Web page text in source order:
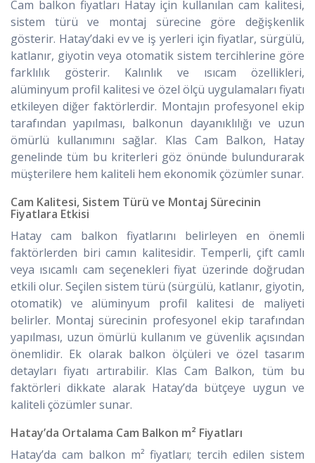
Cam balkon fiyatları Hatay için kullanılan cam kalitesi,
sistem türü ve montaj sürecine göre değişkenlik
gösterir. Hatay’daki ev ve iş yerleri için fiyatlar, sürgülü,
katlanır, giyotin veya otomatik sistem tercihlerine göre
farklılık gösterir. Kalınlık ve ısıcam özellikleri,
alüminyum profil kalitesi ve özel ölçü uygulamaları fiyatı
etkileyen diğer faktörlerdir. Montajın profesyonel ekip
tarafından yapılması, balkonun dayanıklılığı ve uzun
ömürlü kullanımını sağlar. Klas Cam Balkon, Hatay
genelinde tüm bu kriterleri göz önünde bulundurarak
müşterilere hem kaliteli hem ekonomik çözümler sunar.
Cam Kalitesi, Sistem Türü ve Montaj Sürecinin
Fiyatlara Etkisi
Hatay cam balkon fiyatlarını belirleyen en önemli
faktörlerden biri camın kalitesidir. Temperli, çift camlı
veya ısıcamlı cam seçenekleri fiyat üzerinde doğrudan
etkili olur. Seçilen sistem türü (sürgülü, katlanır, giyotin,
otomatik) ve alüminyum profil kalitesi de maliyeti
belirler. Montaj sürecinin profesyonel ekip tarafından
yapılması, uzun ömürlü kullanım ve güvenlik açısından
önemlidir. Ek olarak balkon ölçüleri ve özel tasarım
detayları fiyatı artırabilir. Klas Cam Balkon, tüm bu
faktörleri dikkate alarak Hatay’da bütçeye uygun ve
kaliteli çözümler sunar.
Hatay’da Ortalama Cam Balkon m² Fiyatları
Hatay’da cam balkon m² fiyatları; tercih edilen sistem